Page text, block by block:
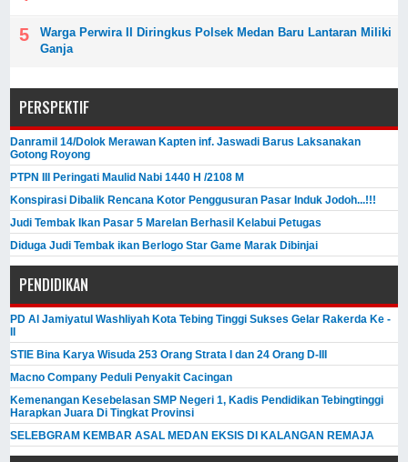
Warga Perwira II Diringkus Polsek Medan Baru Lantaran Miliki
Ganja
PERSPEKTIF
Danramil 14/Dolok Merawan Kapten inf. Jaswadi Barus Laksanakan
Gotong Royong
PTPN III Peringati Maulid Nabi 1440 H /2108 M
Konspirasi Dibalik Rencana Kotor Penggusuran Pasar Induk Jodoh...!!!
Judi Tembak Ikan Pasar 5 Marelan Berhasil Kelabui Petugas
Diduga Judi Tembak ikan Berlogo Star Game Marak Dibinjai
PENDIDIKAN
PD Al Jamiyatul Washliyah Kota Tebing Tinggi Sukses Gelar Rakerda Ke -
II
STIE Bina Karya Wisuda 253 Orang Strata I dan 24 Orang D-III
Macno Company Peduli Penyakit Cacingan
Kemenangan Kesebelasan SMP Negeri 1, Kadis Pendidikan Tebingtinggi
Harapkan Juara Di Tingkat Provinsi
SELEBGRAM KEMBAR ASAL MEDAN EKSIS DI KALANGAN REMAJA